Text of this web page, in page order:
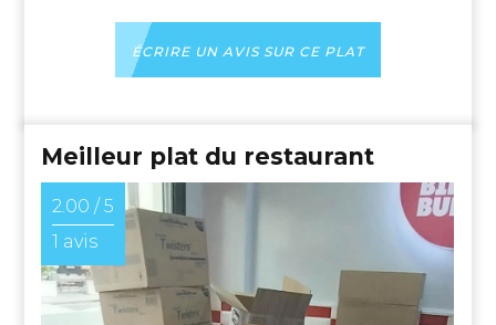
ÉCRIRE UN AVIS SUR CE PLAT
Meilleur plat du restaurant
2.00 / 5
1 avis